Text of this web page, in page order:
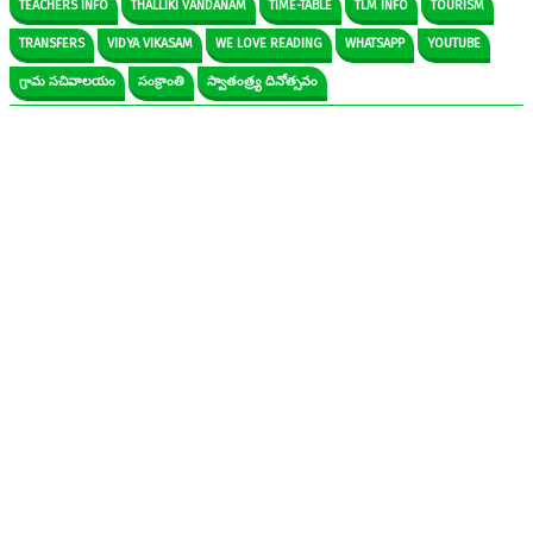
TEACHERS INFO THALLIKI VANDANAM TIME-TABLE TLM INFO TOURISM
TRANSFERS VIDYA VIKASAM WE LOVE READING WHATSAPP YOUTUBE
గ్రామ సచివాలయం సంక్రాంతి స్వాతంత్ర్య దినోత్సవం